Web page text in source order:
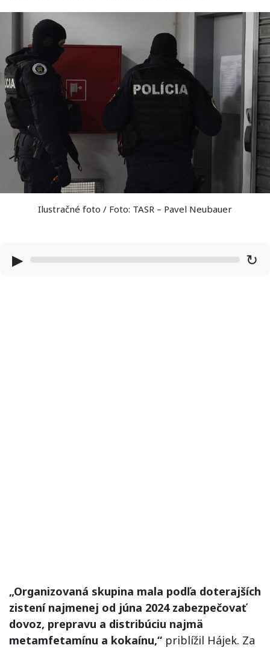
Ilustračné foto / Foto: TASR – Pavel Neubauer
▶ ↻
„Organizovaná skupina mala podľa doterajších
zistení najmenej od júna 2024 zabezpečovať
dovoz, prepravu a distribúciu najmä
metamfetamínu a kokaínu,“ priblížil Hájek. Za